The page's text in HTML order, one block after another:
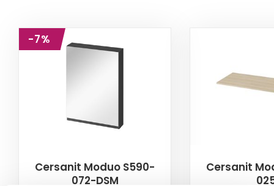
-7%
Cersanit Moduo S590-
072-DSM
Cersanit